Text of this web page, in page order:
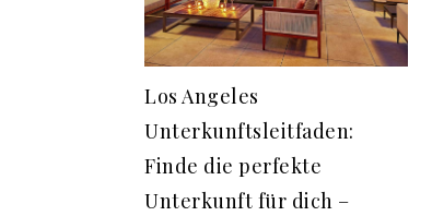
Los Angeles
Unterkunftsleitfaden:
Finde die perfekte
Unterkunft für dich –